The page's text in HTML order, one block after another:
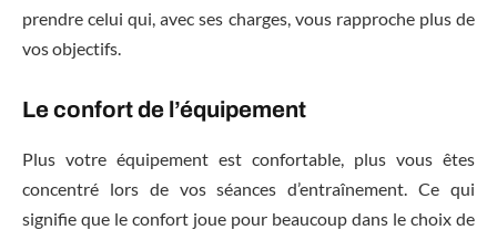
prendre celui qui, avec ses charges, vous rapproche plus de
vos objectifs.
Le confort de l’équipement
Plus votre équipement est confortable, plus vous êtes
concentré lors de vos séances d’entraînement. Ce qui
signifie que le confort joue pour beaucoup dans le choix de